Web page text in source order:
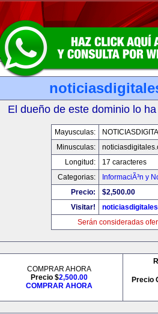
El dueño de este dominio lo
Mayusculas:
Minusculas:
Longitud:
17 caracteres
Categorias:
InformaciÃ³n y
Precio:
$2,500.00
Visitar!
Serán consideradas
COMPRAR AHORA
Precio $2,500.00
COMPRAR AHORA
Precio